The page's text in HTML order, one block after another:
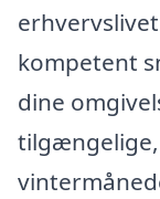
kompetent
dine
tilgængelige,